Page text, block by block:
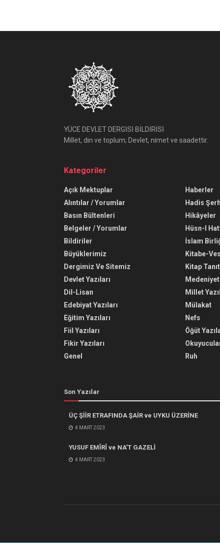
YÜCE DEVLET DERGİSİ BİLDİRİSİ
Millet, din ve toplum; Devlet, nimet ve saadettir.
Kategoriler
Açık Mektuplar
Alıntılar / Yorumlar
Basın Bültenleri
Belgeler / Yorumlar
Bildiriler
Büyüklerimiz
Dergimiz Ve Sitemiz
Devlet Yazıları
Dil-Lisan
Edebiyat Yazıları
Eğitim Yazıları
Fiil Yazıları
Fikir Yazıları
Genel
Haberler
Hadis
Hikâyeler
Hüsn-I
İslam
Kitabe-
Kitap
Medeniyet
Millet
Mülakat
Nefs
Öğüt
Ruh
Son Yazılar
ÜÇ ŞİİR ETRAFINDA ŞAİR ve UYKU ÜZERİNE
4 MART 2023
YUSUF EMÎRÎ ve NA’T GAZELİ
4 MART 2023